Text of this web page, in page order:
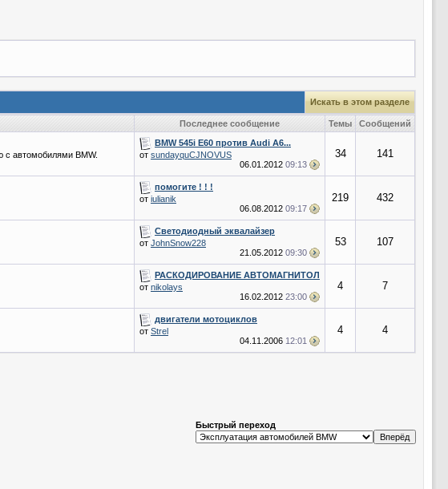
Искать в этом разделе
Последнее сообщение Темы Сообщений
с автомобилями BMW.
BMW 545i E60 против Audi A6...
от sundayquCJNOVUS
06.01.2012 09:13
34 141
помогите ! ! !
от iulianik
06.08.2012 09:17
219 432
Светодиодный эквалайзер
от JohnSnow228
21.05.2012 09:30
53 107
РАСКОДИРОВАНИЕ АВТОМАГНИТОЛ
от nikolays
16.02.2012 23:00
4 7
двигатели мотоциклов
от Strel
04.11.2006 12:01
4 4
Быстрый переход